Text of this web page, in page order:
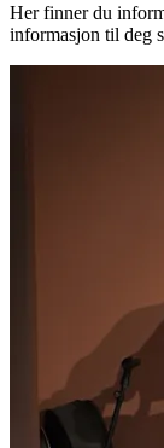
Her finner du
informasjon til deg